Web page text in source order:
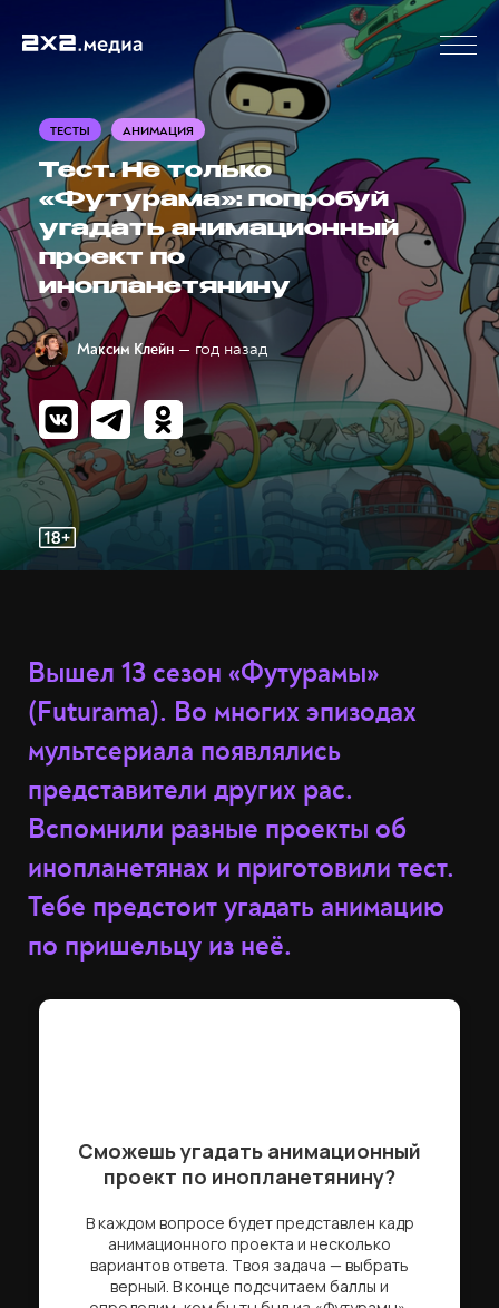
ТЕСТЫ АНИМАЦИЯ
Тест. Не только
«Футурама»: попробуй
угадать анимационный
проект по
инопланетянину
Максим Клейн — год назад
Вышел 13 сезон «Футурамы»
(Futurama). Во многих эпизодах
мультсериала появлялись
представители других рас.
Вспомнили разные проекты об
инопланетянах и приготовили тест.
Тебе предстоит угадать анимацию
по пришельцу из неё.